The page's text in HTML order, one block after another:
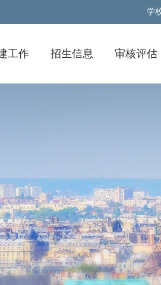
学
工作 招生信息 审核评估